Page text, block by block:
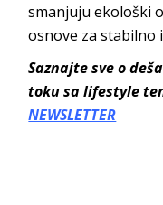
smanjuju ekološki
osnove za stabilno
Saznajte sve o
toku sa lifestyle
NEWSLETTER